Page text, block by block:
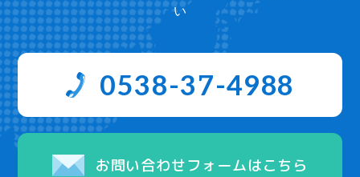
い
0538-37-4988
お問い合わせフォームはこちら